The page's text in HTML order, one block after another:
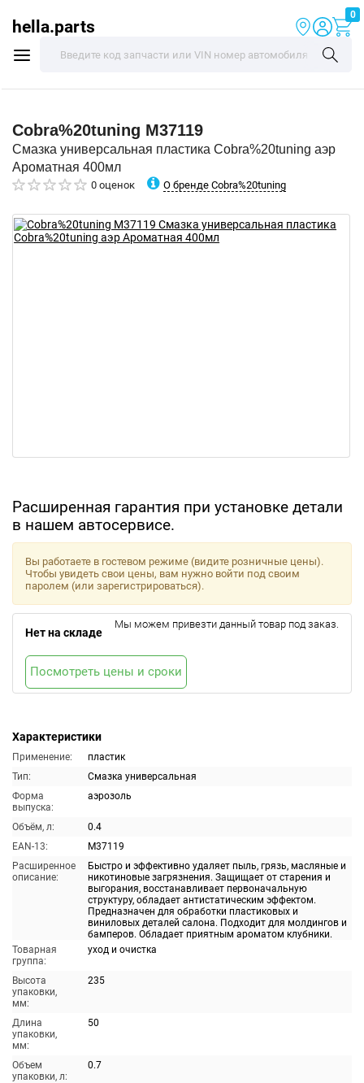
hella.parts
0
Cobra%20tuning M37119
Смазка универсальная пластика Cobra%20tuning аэр
Ароматная 400мл
0 оценок О бренде Cobra%20tuning
Расширенная гарантия при установке детали
в нашем автосервисе.
Характеристики
Применение:
пластик
Тип:
Смазка универсальная
Форма
выпуска:
аэрозоль
Объём, л:
0.4
EAN-13:
M37119
Расширенное
описание:
Быстро и эффективно удаляет пыль, грязь, масляные и
никотиновые загрязнения. Защищает от старения и
выгорания, восстанавливает первоначальную
структуру, обладает антистатическим эффектом.
Предназначен для обработки пластиковых и
виниловых деталей салона. Подходит для молдингов и
бамперов. Обладает приятным ароматом клубники.
Товарная
группа:
уход и очистка
Высота
упаковки,
мм:
235
Длина
упаковки,
мм:
50
Объем
упаковки, л:
0.7
Вы работаете в гостевом режиме (видите розничные цены).
Чтобы увидеть свои цены, вам нужно войти под своим
паролем (или зарегистрироваться).
Нет на складе
Мы можем привезти данный товар под заказ.
Посмотреть цены и сроки